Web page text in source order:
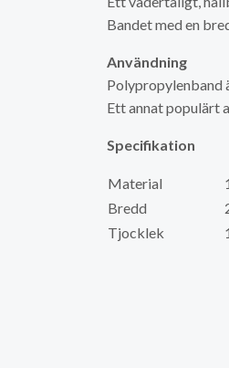
Bandet med en
Användning
Polypropylenband
Ett annat populärt
Specifikation
Material
Bredd
Tjocklek